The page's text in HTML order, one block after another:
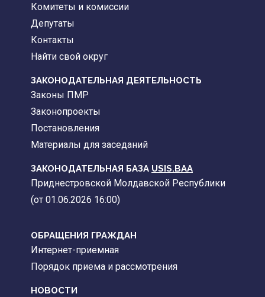
Комитеты и комиссии
Депутаты
Контакты
Найти свой округ
ЗАКОНОДАТЕЛЬНАЯ ДЕЯТЕЛЬНОСТЬ
Законы ПМР
Законопроекты
Постановления
Материалы для заседаний
ЗАКОНОДАТЕЛЬНАЯ БАЗА USIS.BAA
Приднестровской Молдавской Республики
(от 01.06.2026 16:00)
ОБРАЩЕНИЯ ГРАЖДАН
Интернет-приемная
Порядок приема и рассмотрения
НОВОСТИ